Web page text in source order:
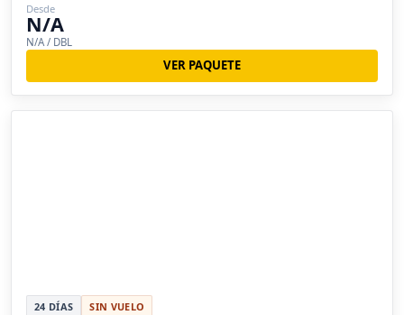
Desde
N/A
N/A / DBL
VER PAQUETE
24 DÍAS SIN VUELO